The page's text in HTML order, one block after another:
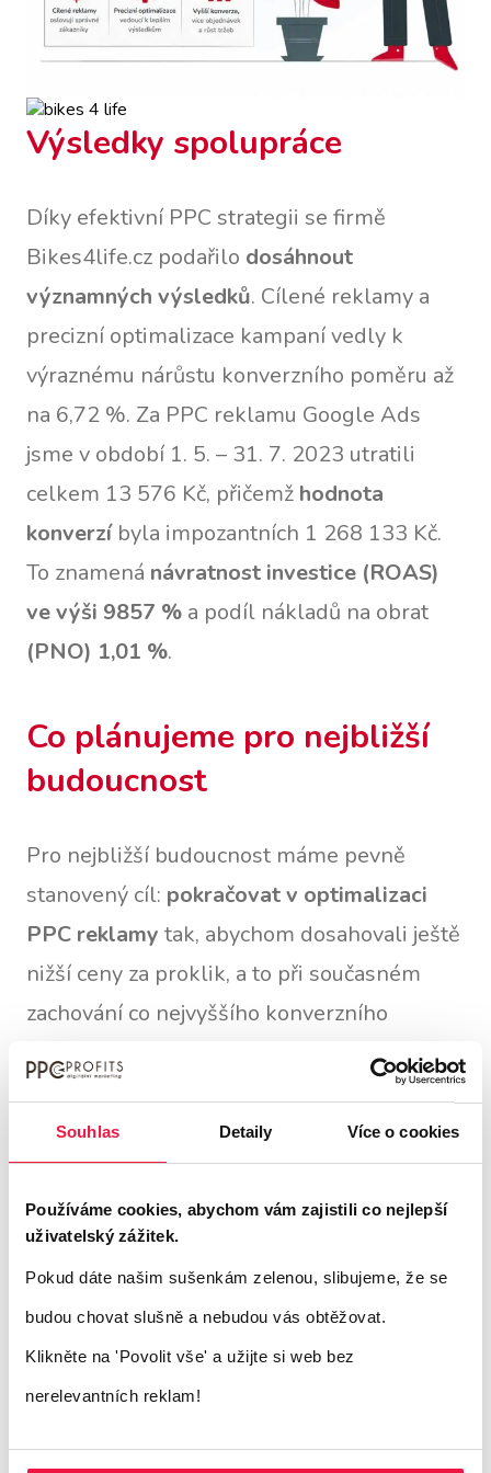
Souhlas Detaily Více o cookies
Používáme cookies, abychom vám zajistili co nejlepší
uživatelský zážitek.
Pokud dáte našim sušenkám zelenou, slibujeme, že se
budou chovat slušně a nebudou vás obtěžovat.
Klikněte na 'Povolit vše' a užijte si web bez
nerelevantních reklam!
Výsledky spolupráce
Díky efektivní PPC strategii se firmě
Bikes4life.cz podařilo dosáhnout
významných výsledků. Cílené reklamy a
precizní optimalizace kampaní vedly k
výraznému nárůstu konverzního poměru až
na 6,72 %. Za PPC reklamu Google Ads
jsme v období 1. 5. – 31. 7. 2023 utratili
celkem 13 576 Kč, přičemž hodnota
konverzíbyla impozantních 1 268 133 Kč.
To znamená návratnost investice (ROAS)
ve výši 9857 % a podíl nákladů na obrat
(PNO) 1,01 %.
Co plánujeme pro nejbližší
budoucnost
Pro nejbližší budoucnost máme pevně
stanovený cíl: pokračovat v optimalizaci
PPC reklamy tak, abychom dosahovali ještě
nižší ceny za proklik, a to při současném
zachování co nejvyššího konverzního
poměru. Tuto strategii považujeme za
klíčovou pro udržení efektivity našich online
reklamních kampaní a maximalizaci
návratnosti investic.
Budeme se nadále zaměřovat na identifikaci
nových příležitostí a trendů v oblasti PPC
aktuálním potřebám a očekáváním firmy
přístupech a testujeme nové strategie,